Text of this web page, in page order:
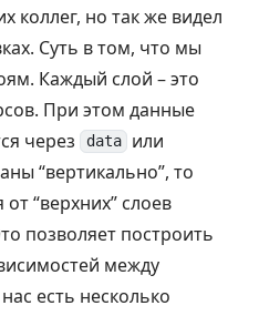
коллег, но так же видел
Суть в том, что мы
Каждый слой – это
При этом данные
через data или
“вертикально”, то
“верхних” слоев
позволяет построить
между
есть несколько